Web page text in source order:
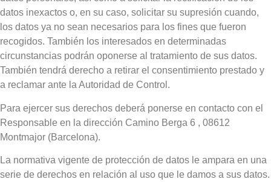
datos inexactos o, en su caso, solicitar su supresión cuando,
los datos ya no sean necesarios para los fines que fueron
recogidos. También los interesados en determinadas
circunstancias podrán oponerse al tratamiento de sus datos.
También tendrá derecho a retirar el consentimiento prestado y
a reclamar ante la Autoridad de Control.
Para ejercer sus derechos deberá ponerse en contacto con el
Responsable en la dirección Camino Berga 6 , 08612
Montmajor (Barcelona).
La normativa vigente de protección de datos le ampara en una
serie de derechos en relación al uso que le damos a sus datos.